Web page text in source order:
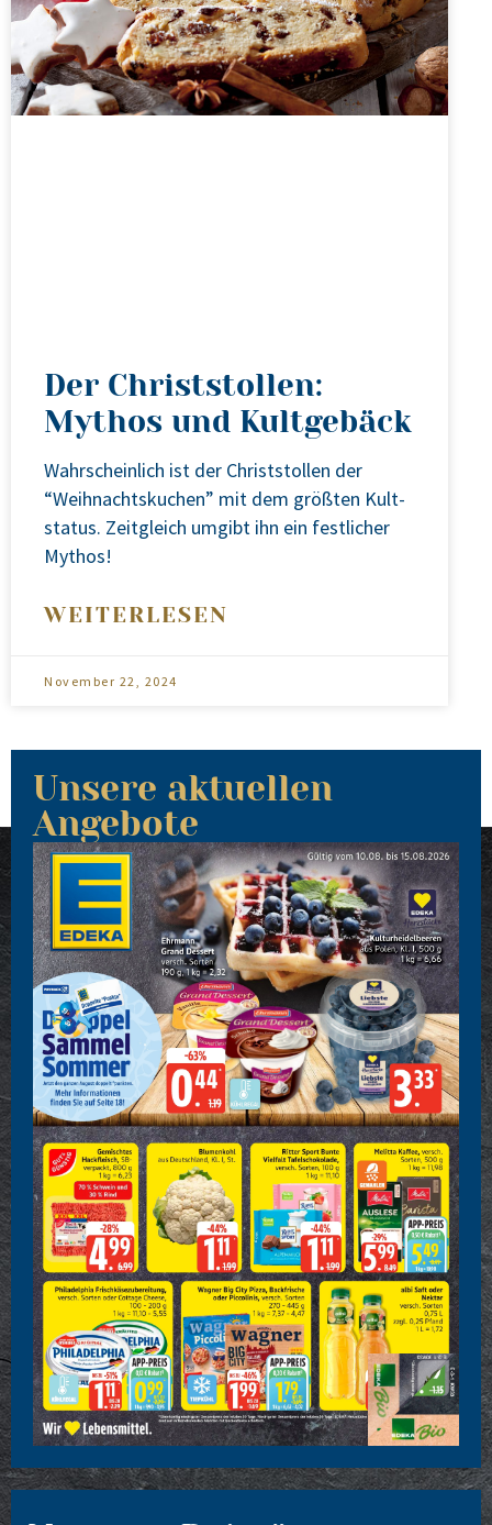
Der Christstollen:
Mythos und Kultgebäck
Wahr­schein­lich ist der Christ­stol­len der
“Weih­nachts­ku­chen” mit dem größ­ten Kult­
sta­tus. Zeit­gleich umgibt ihn ein fest­li­cher
Mythos!
WEITERLESEN
November 22, 2024
Unsere aktuellen
Angebote